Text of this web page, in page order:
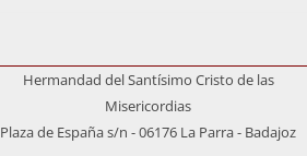
Hermandad del Santísimo Cristo de las
Misericordias
Plaza de España s/n - 06176 La Parra - Badajoz